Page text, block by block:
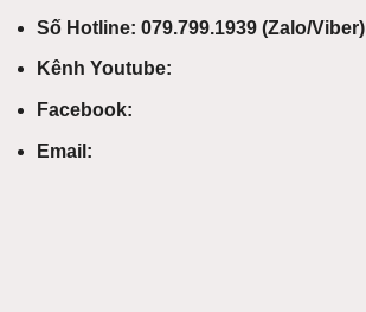
Số Hotline: 079.799.1939 (Zalo/Viber)
Kênh Youtube:
Facebook:
Email: